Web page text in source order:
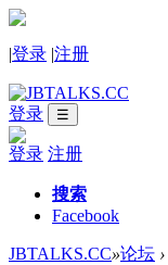
|登录 |注册
登录 ☰
登录 注册
搜索
Facebook
JBTALKS.CC»论坛 ›